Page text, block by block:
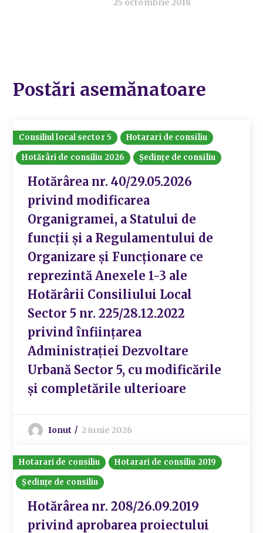
25 octombrie 2018
Postări asemănatoare
Consiliul local sector 5
Hotarari de consiliu
Hotărâri de consiliu 2026
Ședințe de consiliu
Hotărârea nr. 40/29.05.2026
privind modificarea
Organigramei, a Statului de
funcții și a Regulamentului de
Organizare și Funcționare ce
reprezintă Anexele 1-3 ale
Hotărârii Consiliului Local
Sector 5 nr. 225/28.12.2022
privind înființarea
Administrației Dezvoltare
Urbană Sector 5, cu modificările
și completările ulterioare
Ionut 2 iunie 2026
Hotarari de consiliu
Hotarari de consiliu 2019
Ședințe de consiliu
Hotărârea nr. 208/26.09.2019
privind aprobarea proiectului